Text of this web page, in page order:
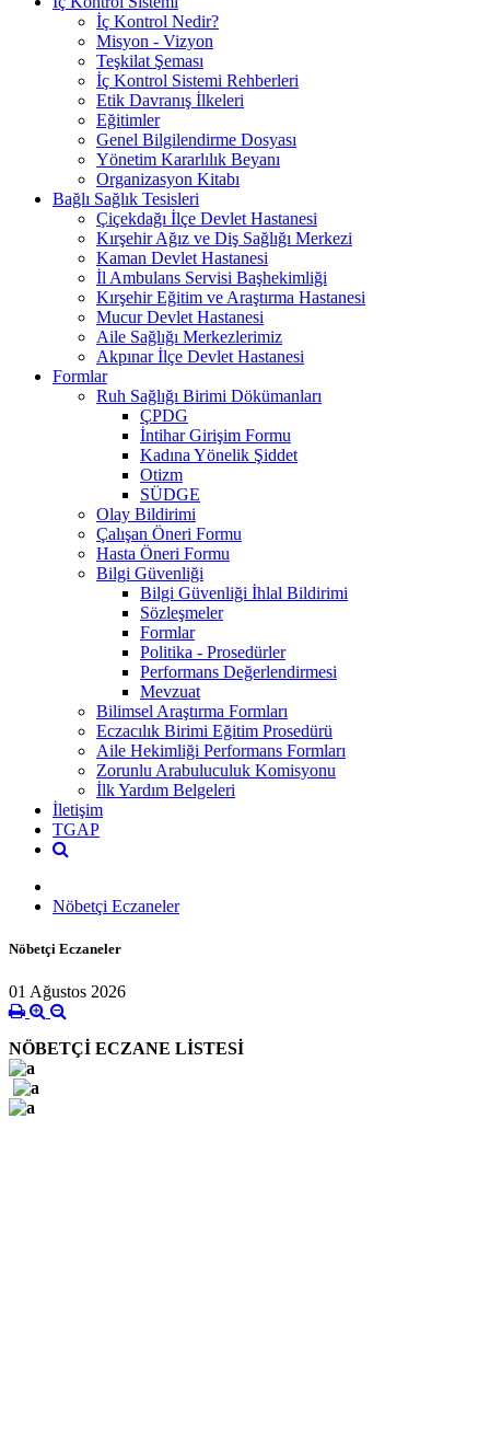
İç Kontrol Nedir?
Misyon - Vizyon
Teşkilat Şeması
İç Kontrol Sistemi Rehberleri
Etik Davranış İlkeleri
Eğitimler
Genel Bilgilendirme Dosyası
Yönetim Kararlılık Beyanı
Organizasyon Kitabı
Bağlı Sağlık Tesisleri
Çiçekdağı İlçe Devlet Hastanesi
Kırşehir Ağız ve Diş Sağlığı Merkezi
Kaman Devlet Hastanesi
İl Ambulans Servisi Başhekimliği
Kırşehir Eğitim ve Araştırma Hastanesi
Mucur Devlet Hastanesi
Aile Sağlığı Merkezlerimiz
Akpınar İlçe Devlet Hastanesi
Formlar
Ruh Sağlığı Birimi Dökümanları
ÇPDG
İntihar Girişim Formu
Kadına Yönelik Şiddet
Otizm
SÜDGE
Olay Bildirimi
Çalışan Öneri Formu
Hasta Öneri Formu
Bilgi Güvenliği
Bilgi Güvenliği İhlal Bildirimi
Sözleşmeler
Formlar
Politika - Prosedürler
Performans Değerlendirmesi
Mevzuat
Bilimsel Araştırma Formları
Eczacılık Birimi Eğitim Prosedürü
Aile Hekimliği Performans Formları
Zorunlu Arabuluculuk Komisyonu
İlk Yardım Belgeleri
İletişim
TGAP
Nöbetçi Eczaneler
Nöbetçi Eczaneler
01 Ağustos 2026
NÖBETÇİ ECZANE LİSTESİ